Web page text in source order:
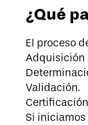
¿Qué
El proceso
Adquisición
Validación.
Si iniciamos